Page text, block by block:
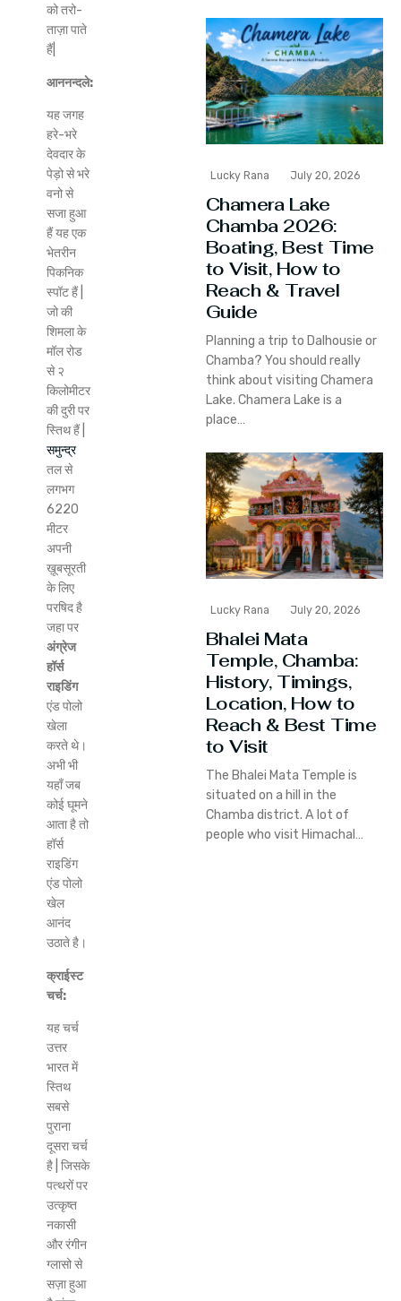
को तरो-
ताज़ा पाते
हैं|
आननन्दले:
यह जगह
हरे-भरे
देवदार के
पेड़ो से भरे
वनो से
सजा हुआ
हैं यह एक
भेतरीन
पिकनिक
स्पॉट हैं |
जो की
शिमला के
मॉल रोड
से २
किलोमीटर
की दुरी पर
स्तिथ हैं |
समुन्द्र
तल से
लगभग
6220
मीटर
अपनी
ख़ूबसूरती
के लिए
परषिद है
जहा पर
अंग्रेज
हॉर्स
राइडिंग
एंड पोलो
खेला
करते थे।
अभी भी
यहाँ जब
कोई घूमने
आता है तो
हॉर्स
राइडिंग
एंड पोलो
खेल
आनंद
उठाते है।
क्राईस्ट
चर्च:
यह चर्च
उत्तर
भारत में
स्तिथ
सबसे
पुराना
दूसरा चर्च
है | जिसके
पत्थरों पर
उत्कृष्त
नकासी
और रंगीन
ग्लासो से
सज़ा हुआ
Lucky Rana July 20, 2026
Chamera Lake
Chamba 2026:
Boating, Best Time
to Visit, How to
Reach & Travel
Guide
Planning a trip to Dalhousie or
Chamba? You should really
think about visiting Chamera
Lake. Chamera Lake is a
place…
Lucky Rana July 20, 2026
Bhalei Mata
Temple, Chamba:
History, Timings,
Location, How to
Reach & Best Time
to Visit
The Bhalei Mata Temple is
situated on a hill in the
Chamba district. A lot of
people who visit Himachal…